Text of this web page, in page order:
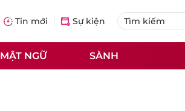
Tin mới Sự kiện
MẬT NGỮ SÀNH